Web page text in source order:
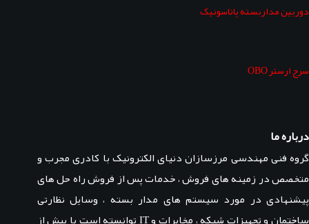
دوربین مداربسته پاناسونیک
سرج ارستر OBO
درباره ما
گروه فنی مهندسی مرزسازان دنیای الکترونیک با کادری مجرب و
متخصص در زمینه های فروش ، خدمات پس از فروش راه حل های
پیشنهادی در مورد سیستم های مدار بسته ، وسایل نظارتی